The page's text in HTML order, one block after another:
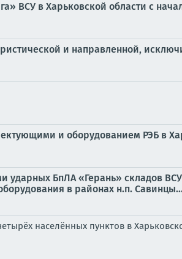
ВСУ в Харьковской области с
и направленной,
и оборудованием РЭБ в
БпЛА «Герань» складов
в районах н.п.
населённых пунктов в